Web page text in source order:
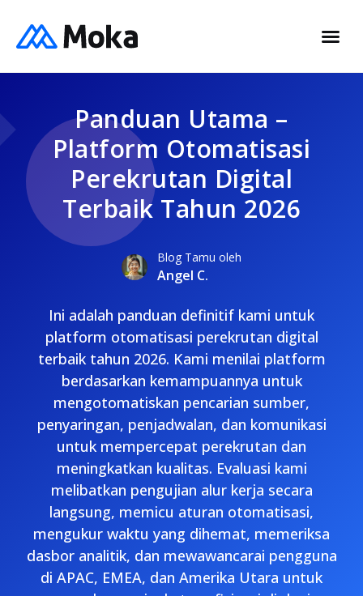
Panduan Utama –
Platform Otomatisasi
Perekrutan Digital
Terbaik Tahun 2026
Blog Tamu oleh
Angel C.
Ini adalah panduan definitif kami untuk
platform otomatisasi perekrutan digital
terbaik tahun 2026. Kami menilai platform
berdasarkan kemampuannya untuk
mengotomatiskan pencarian sumber,
penyaringan, penjadwalan, dan komunikasi
untuk mempercepat perekrutan dan
meningkatkan kualitas. Evaluasi kami
melibatkan pengujian alur kerja secara
langsung, memicu aturan otomatisasi,
mengukur waktu yang dihemat, memeriksa
dasbor analitik, dan mewawancarai pengguna
di APAC, EMEA, dan Amerika Utara untuk